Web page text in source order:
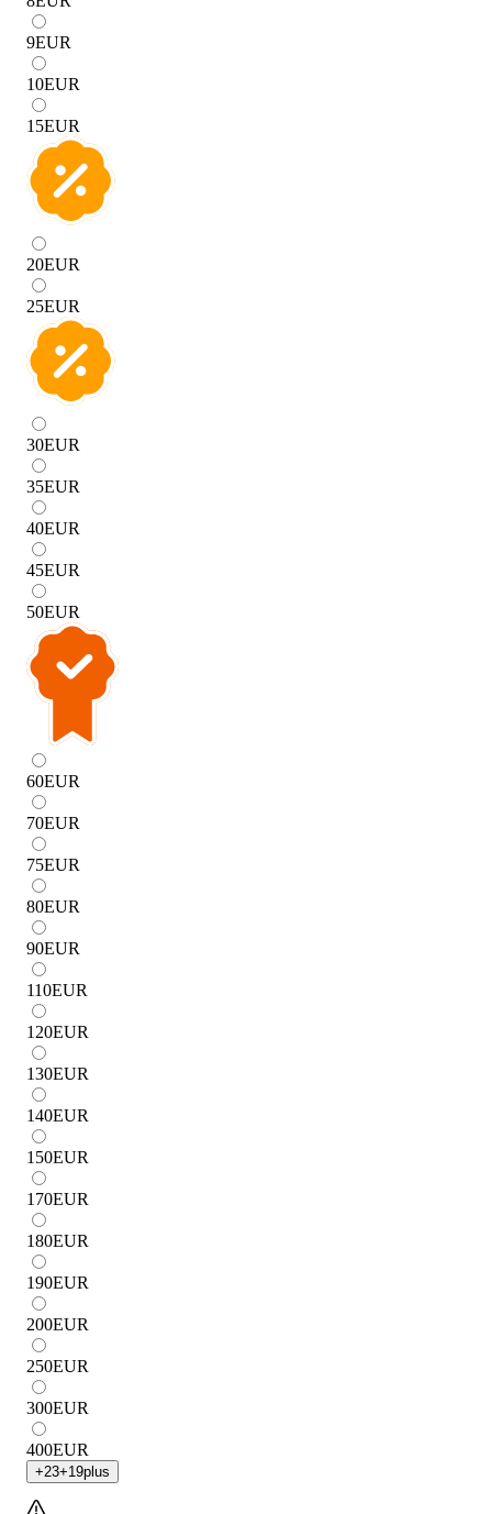
9EUR
10EUR
15EUR
20EUR
25EUR
30EUR
35EUR
40EUR
45EUR
50EUR
60EUR
70EUR
75EUR
80EUR
90EUR
110EUR
120EUR
130EUR
140EUR
150EUR
170EUR
180EUR
190EUR
200EUR
250EUR
300EUR
400EUR
+23+19plus